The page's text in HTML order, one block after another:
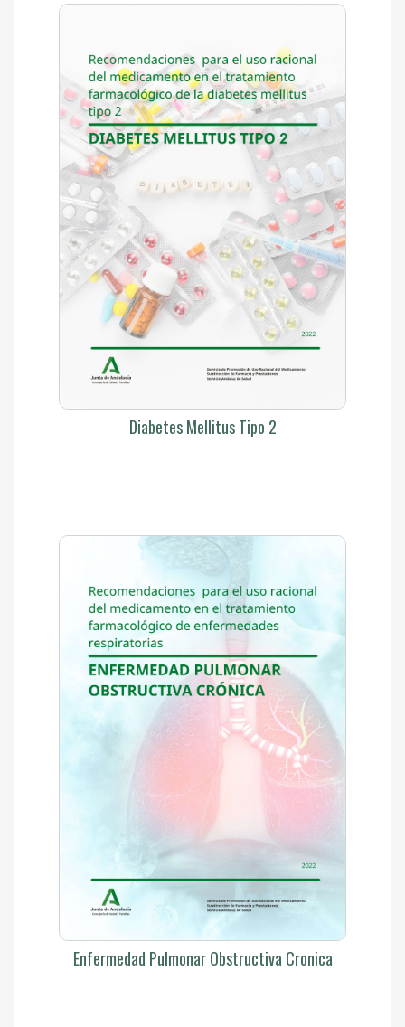
Diabetes Mellitus Tipo 2
Enfermedad Pulmonar Obstructiva Cronica